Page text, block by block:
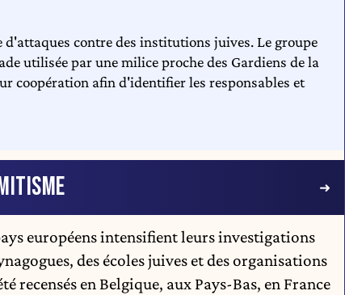
d'attaques contre des institutions juives. Le groupe
utilisée par une milice proche des Gardiens de la
coopération afin d'identifier les responsables et
européens intensifient leurs investigations
des écoles juives et des organisations
recensésen Belgique, aux Pays-Bas, en France